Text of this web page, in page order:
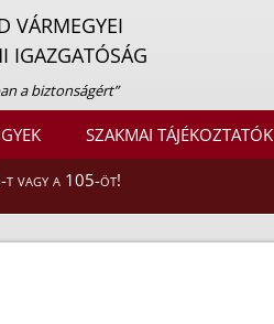
VÁRMEGYEI
IGAZGATÓSÁG
a biztonságért”
SZAKMAI TÁJÉKOZTATÓK
t vagy a 105-öt!